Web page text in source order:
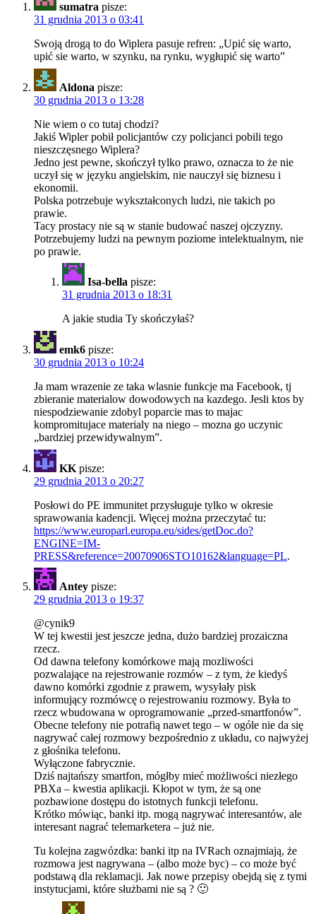
sumatra pisze:
31 grudnia 2013 o 03:41
Swoją drogą to do Wiplera pasuje refren: „Upić się warto,
upić sie warto, w szynku, na rynku, wygłupić się warto”
Aldona pisze:
30 grudnia 2013 o 13:28
Nie wiem o co tutaj chodzi?
Jakiś Wipler pobił policjantów czy policjanci pobili tego
nieszczęsnego Wiplera?
Jedno jest pewne, skończył tylko prawo, oznacza to że nie
uczył się w języku angielskim, nie nauczył się biznesu i
ekonomii.
Polska potrzebuje wykształconych ludzi, nie takich po
prawie.
Tacy prostacy nie są w stanie budować naszej ojczyzny.
Potrzebujemy ludzi na pewnym poziome intelektualnym, nie
po prawie.
Isa-bella pisze:
31 grudnia 2013 o 18:31
A jakie studia Ty skończyłaś?
emk6 pisze:
30 grudnia 2013 o 10:24
Ja mam wrazenie ze taka wlasnie funkcje ma Facebook, tj
zbieranie materialow dowodowych na kazdego. Jesli ktos by
niespodziewanie zdobyl poparcie mas to majac
kompromitujace materialy na niego – mozna go uczynic
„bardziej przewidywalnym”.
KK pisze:
29 grudnia 2013 o 20:27
Posłowi do PE immunitet przysługuje tylko w okresie
sprawowania kadencji. Więcej można przeczytać tu:
https://www.europarl.europa.eu/sides/getDoc.do?
ENGINE=IM-
PRESS&reference=20070906STO10162&language=PL.
Antey pisze:
29 grudnia 2013 o 19:37
@cynik9
W tej kwestii jest jeszcze jedna, dużo bardziej prozaiczna
rzecz.
Od dawna telefony komórkowe mają mozliwości
pozwalające na rejestrowanie rozmów – z tym, że kiedyś
dawno komórki zgodnie z prawem, wysyłały pisk
informujący rozmówcę o rejestrowaniu rozmowy. Była to
rzecz wbudowana w oprogramowanie „przed-smartfonów”.
Obecne telefony nie potrafią nawet tego – w ogóle nie da się
nagrywać całej rozmowy bezpośrednio z układu, co najwyżej
z głośnika telefonu.
Wyłączone fabrycznie.
Dziś najtańszy smartfon, mógłby mieć możliwości niezłego
PBXa – kwestia aplikacji. Kłopot w tym, że są one
pozbawione dostępu do istotnych funkcji telefonu.
Krótko mówiąc, banki itp. mogą nagrywać interesantów, ale
interesant nagrać telemarketera – już nie.
Tu kolejna zagwózdka: banki itp na IVRach oznajmiają, że
rozmowa jest nagrywana – (albo może byc) – co może być
podstawą dla reklamacji. Jak nowe przepisy obejdą się z tymi
instytucjami, które służbami nie są ? 🙂